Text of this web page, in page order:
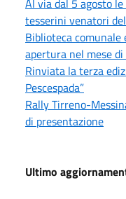
tesserini venatori
Biblioteca
apertura nel mese
Rinviata la terza
Pescespada”
Rally Tirreno-
di presentazione
Ultimo